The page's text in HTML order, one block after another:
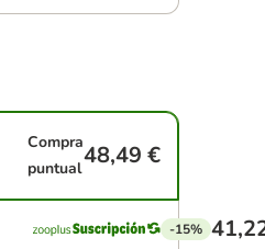
Compra
puntual48,49 €
-15%